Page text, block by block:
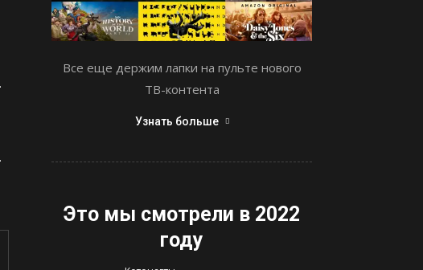
Все еще держим лапки на пульте нового
ТВ-контента
Узнать больше
Это мы смотрели в 2022
году